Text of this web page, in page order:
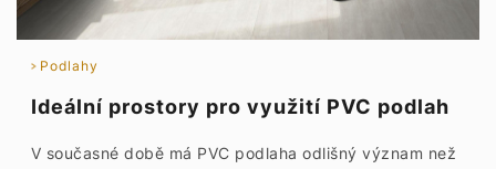
Podlahy
Ideální prostory pro využití PVC podlah
V současné době má PVC podlaha odlišný význam než